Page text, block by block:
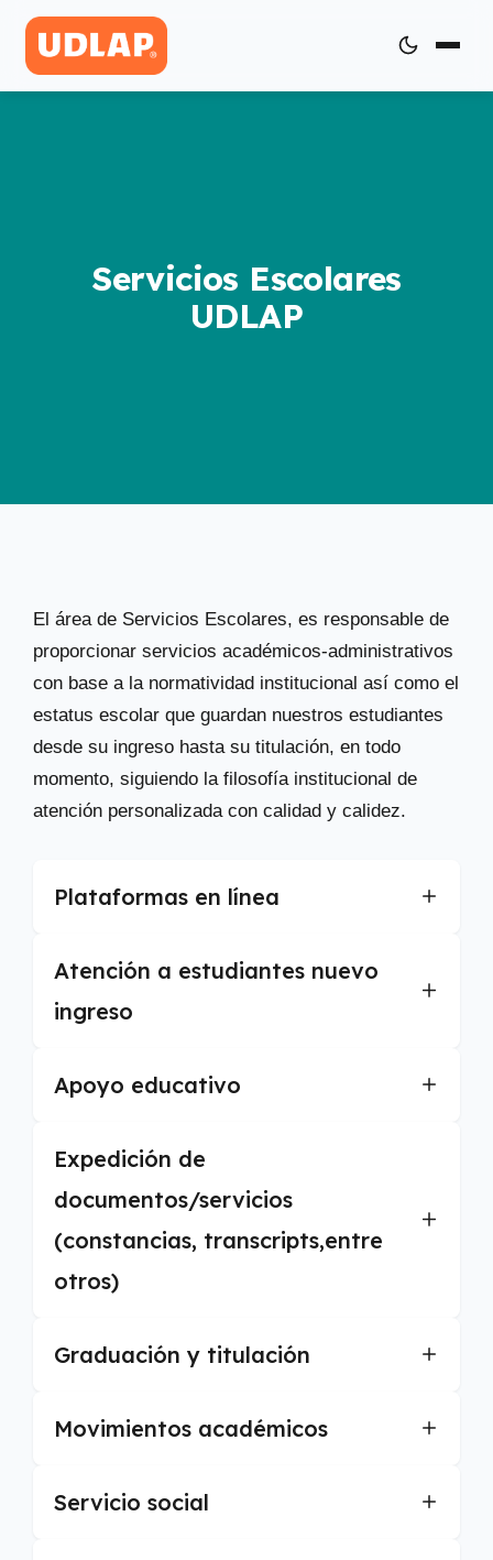
Servicios Escolares
UDLAP
El área de Servicios Escolares, es responsable de
proporcionar servicios académicos-administrativos
con base a la normatividad institucional así como el
estatus escolar que guardan nuestros estudiantes
desde su ingreso hasta su titulación, en todo
momento, siguiendo la filosofía institucional de
atención personalizada con calidad y calidez.
Plataformas en línea
Atención a estudiantes nuevo
ingreso
Apoyo educativo
Expedición de
documentos/servicios
(constancias, transcripts,entre
otros)
Graduación y titulación
Movimientos académicos
Servicio social